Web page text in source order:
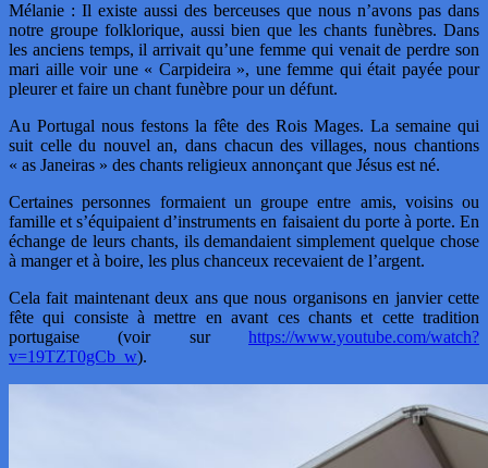
Mélanie : Il existe aussi des berceuses que nous n’avons pas dans
notre groupe folklorique, aussi bien que les chants funèbres. Dans
les anciens temps, il arrivait qu’une femme qui venait de perdre son
mari aille voir une « Carpideira », une femme qui était payée pour
pleurer et faire un chant funèbre pour un défunt.
Au Portugal nous festons la fête des Rois Mages. La semaine qui
suit celle du nouvel an, dans chacun des villages, nous chantions
« as Janeiras » des chants religieux annonçant que Jésus est né.
Certaines personnes formaient un groupe entre amis, voisins ou
famille et s’équipaient d’instruments en faisaient du porte à porte. En
échange de leurs chants, ils demandaient simplement quelque chose
à manger et à boire, les plus chanceux recevaient de l’argent.
Cela fait maintenant deux ans que nous organisons en janvier cette
fête qui consiste à mettre en avant ces chants et cette tradition
portugaise (voir sur https://www.youtube.com/watch?
v=19TZT0gCb_w).